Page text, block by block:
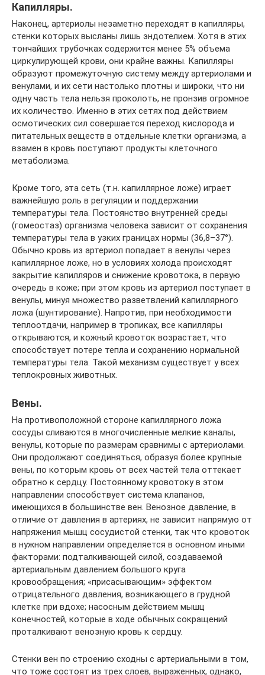
Капилляры.
Наконец, артериолы незаметно переходят в капилляры,
стенки которых высланы лишь эндотелием. Хотя в этих
тончайших трубочках содержится менее 5% объема
циркулирующей крови, они крайне важны. Капилляры
образуют промежуточную систему между артериолами и
венулами, и их сети настолько плотны и широки, что ни
одну часть тела нельзя проколоть, не пронзив огромное
их количество. Именно в этих сетях под действием
осмотических сил совершается переход кислорода и
питательных веществ в отдельные клетки организма, а
взамен в кровь поступают продукты клеточного
метаболизма.
Кроме того, эта сеть (т.н. капиллярное ложе) играет
важнейшую роль в регуляции и поддержании
температуры тела. Постоянство внутренней среды
(гомеостаз) организма человека зависит от сохранения
температуры тела в узких границах нормы (36,8–37°).
Обычно кровь из артериол попадает в венулы через
капиллярное ложе, но в условиях холода происходят
закрытие капилляров и снижение кровотока, в первую
очередь в коже; при этом кровь из артериол поступает в
венулы, минуя множество разветвлений капиллярного
ложа (шунтирование). Напротив, при необходимости
теплоотдачи, например в тропиках, все капилляры
открываются, и кожный кровоток возрастает, что
способствует потере тепла и сохранению нормальной
температуры тела. Такой механизм существует у всех
теплокровных животных.
Вены.
На противоположной стороне капиллярного ложа
сосуды сливаются в многочисленные мелкие каналы,
венулы, которые по размерам сравнимы с артериолами.
Они продолжают соединяться, образуя более крупные
вены, по которым кровь от всех частей тела оттекает
обратно к сердцу. Постоянному кровотоку в этом
направлении способствует система клапанов,
имеющихся в большинстве вен. Венозное давление, в
отличие от давления в артериях, не зависит напрямую от
напряжения мышц сосудистой стенки, так что кровоток
в нужном направлении определяется в основном иными
факторами: подталкивающей силой, создаваемой
артериальным давлением большого круга
кровообращения; «присасывающим» эффектом
отрицательного давления, возникающего в грудной
клетке при вдохе; насосным действием мышц
конечностей, которые в ходе обычных сокращений
проталкивают венозную кровь к сердцу.
Стенки вен по строению сходны с артериальными в том,
что тоже состоят из трех слоев, выраженных, однако,